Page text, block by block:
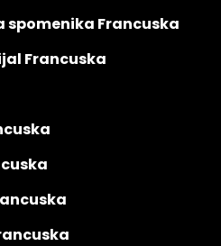
spomenika Francuska
Francuska